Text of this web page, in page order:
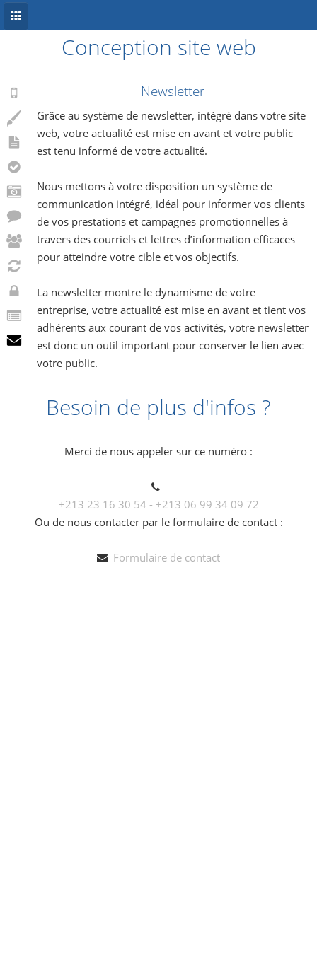
Accueil
Développement mobile
Informations
Conception site web
Newsletter
Grâce au système de newsletter, intégré dans votre site
web, votre actualité est mise en avant et votre public
est tenu informé de votre actualité.
Nous mettons à votre disposition un système de
communication intégré, idéal pour informer vos clients
de vos prestations et campagnes promotionnelles à
travers des courriels et lettres d’information efficaces
pour atteindre votre cible et vos objectifs.
La newsletter montre le dynamisme de votre
entreprise, votre actualité est mise en avant et tient vos
adhérents aux courant de vos activités, votre newsletter
est donc un outil important pour conserver le lien avec
votre public.
Besoin de plus d'infos ?
Merci de nous appeler sur ce numéro :
+213 23 16 30 54 - +213 06 99 34 09 72
Ou de nous contacter par le formulaire de contact :
Formulaire de contact